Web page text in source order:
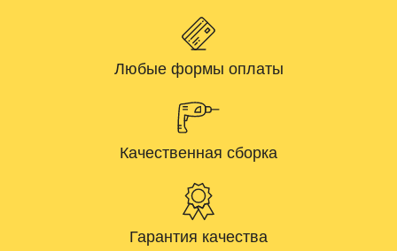
Любые формы оплаты
Качественная сборка
Гарантия качества